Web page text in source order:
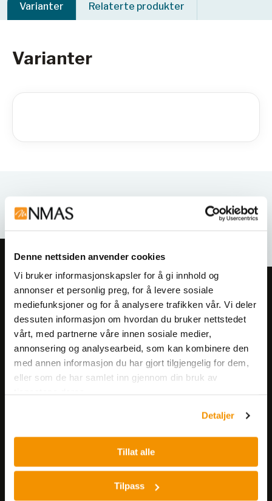
Denne nettsiden anvender cookies
Vi bruker informasjonskapsler for å gi innhold og
annonser et personlig preg, for å levere sosiale
mediefunksjoner og for å analysere trafikken vår. Vi deler
dessuten informasjon om hvordan du bruker nettstedet
vårt, med partnerne våre innen sosiale medier,
annonsering og analysearbeid, som kan kombinere den
med annen informasjon du har gjort tilgjengelig for dem,
eller som de har samlet inn gjennom din bruk av
Detaljer
Tillat alle
Tilpass
Varianter Relaterte produkter
Varianter
Relaterte produkter
Meld deg på vårt nyhetsbrev!
Få informasjon om produkter,
arrangementer og kampanjer.
Meld på nyhetsbrev
Nerliens Meszansky AS